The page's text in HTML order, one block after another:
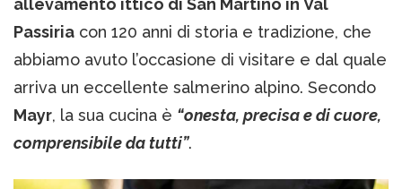
allevamento ittico di San Martino in Val
Passiria con 120 anni di storia e tradizione, che
abbiamo avuto l’occasione di visitare e dal quale
arriva un eccellente salmerino alpino. Secondo
Mayr, la sua cucina è “onesta, precisa e di cuore,
comprensibile da tutti”.